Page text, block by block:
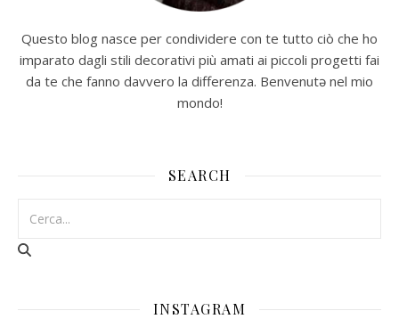
Questo blog nasce per condividere con te tutto ciò che ho
imparato dagli stili decorativi più amati ai piccoli progetti fai
da te che fanno davvero la differenza. Benvenutə nel mio
mondo!
SEARCH
INSTAGRAM